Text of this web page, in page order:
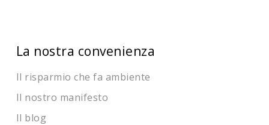
La nostra convenienza
Il risparmio che fa ambiente
Il nostro manifesto
Il blog